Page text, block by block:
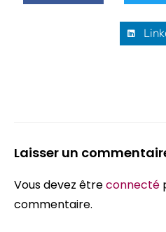
Laisser un
Vous devez êtreconnecté
commentaire.